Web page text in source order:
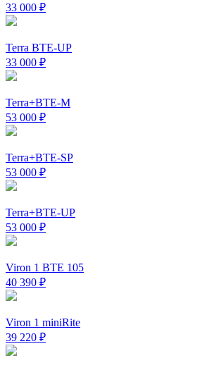
33 000 ₽
Terra BTE-UP
33 000 ₽
Terra+BTE-M
53 000 ₽
Terra+BTE-SP
53 000 ₽
Terra+BTE-UP
53 000 ₽
Viron 1 BTE 105
40 390 ₽
Viron 1 miniRite
39 220 ₽